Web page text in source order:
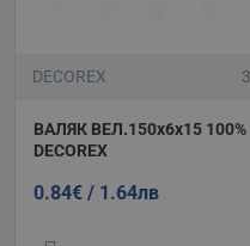
DECOREX
ВАЛЯК ВЕЛ.150х6x15 100%
DECOREX
0.84€ / 1.64лв